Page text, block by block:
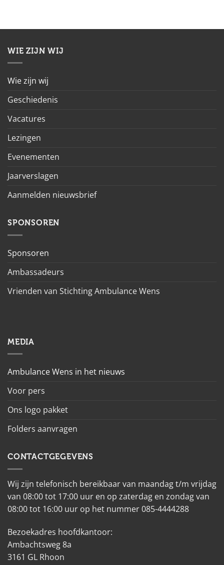
WIE ZIJN WIJ
Wie zijn wij
Geschiedenis
Vacatures
Lezingen
Evenementen
Jaarverslagen
Aanmelden nieuwsbrief
SPONSOREN
Sponsoren
Ambassadeurs
Vrienden van Stichting Ambulance Wens
MEDIA
Ambulance Wens in het nieuws
Voor pers
Ons logo pakket
Folders aanvragen
CONTACTGEGEVENS
Wij zijn telefonisch bereikbaar van maandag t/m vrijdag
van 08:00 tot 17:00 uur en op zaterdag en zondag van
08:00 tot 16:00 uur op het nummer 085-4444288
Bezoekadres hoofdkantoor:
Ambachtsweg 8a
3161 GL Rhoon